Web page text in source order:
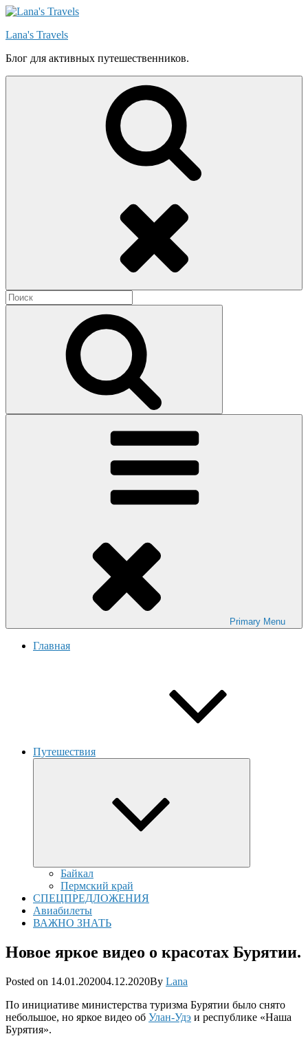
Skip
content
Lana's Travels
Блог для активных путешественников.
Search
for:
Primary Menu
Главная
Путешествия
Байкал
Пермский край
СПЕЦПРЕДЛОЖЕНИЯ
Авиабилеты
ВАЖНО ЗНАТЬ
Новое яркое видео о красотах Бурятии.
Posted on Posted
14.01.202004.12.2020By Lana
По инициативе министерства туризма Бурятии было снято
небольшое, но яркое видео об Улан-Удэ и республике «Наша
Бурятия».